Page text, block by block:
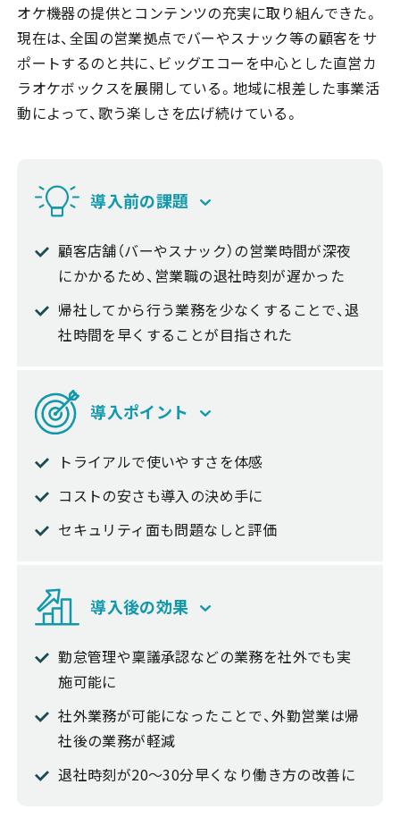
オケ機器の提供とコンテンツの充実に取り組んできた。
現在は、全国の営業拠点でバーやスナック等の顧客をサ
ポートするのと共に、ビッグエコーを中心とした直営カ
ラオケボックスを展開している。地域に根差した事業活
動によって、歌う楽しさを広げ続けている。
導入前の課題
顧客店舗（バーやスナック）の営業時間が深夜
にかかるため、営業職の退社時刻が遅かった
帰社してから行う業務を少なくすることで、退
社時間を早くすることが目指された
導入ポイント
トライアルで使いやすさを体感
コストの安さも導入の決め手に
セキュリティ面も問題なしと評価
導入後の効果
勤怠管理や稟議承認などの業務を社外でも実
施可能に
社外業務が可能になったことで、外勤営業は帰
社後の業務が軽減
退社時刻が20～30分早くなり働き方の改善に